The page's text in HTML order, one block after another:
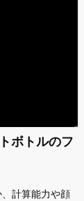
ボトルのフ
計算能力や顔